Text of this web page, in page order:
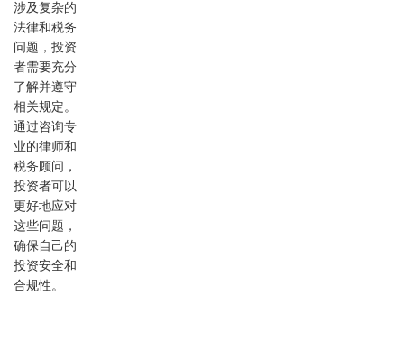
涉及复杂的
法律和税务
问题，投资
者需要充分
了解并遵守
相关规定。
通过咨询专
业的律师和
税务顾问，
投资者可以
更好地应对
这些问题，
确保自己的
投资安全和
合规性。